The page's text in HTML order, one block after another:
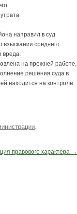
направил в суд
взыскании среднего
вреда.
на прежней работе,
решения суда в
находится на контроле
правового характера →